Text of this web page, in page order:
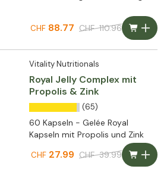
CHF88.77 CHF 110.96
Vitality Nutritionals
Royal Jelly Complex mit
Propolis & Zink
(65)
60 Kapseln - Gelée Royal
Kapseln mit Propolis und Zink
CHF27.99 CHF 39.99